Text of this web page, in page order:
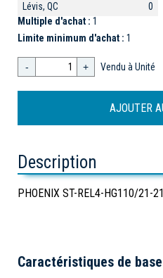
Lévis, QC
0
Multiple d'achat : 1
Limite minimum d'achat : 1
- + Vendu à Unité
Description
PHOENIX ST-REL4-HG110/21-21
Caractéristiques de base